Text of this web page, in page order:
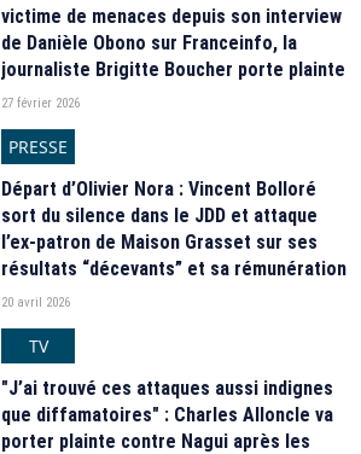
victime de menaces depuis son interview
de Danièle Obono sur Franceinfo, la
journaliste Brigitte Boucher porte plainte
27 février 2026
PRESSE
Départ d’Olivier Nora : Vincent Bolloré
sort du silence dans le JDD et attaque
l’ex-patron de Maison Grasset sur ses
résultats “décevants” et sa rémunération
20 avril 2026
TV
"J’ai trouvé ces attaques aussi indignes
que diffamatoires" : Charles Alloncle va
porter plainte contre Nagui après les